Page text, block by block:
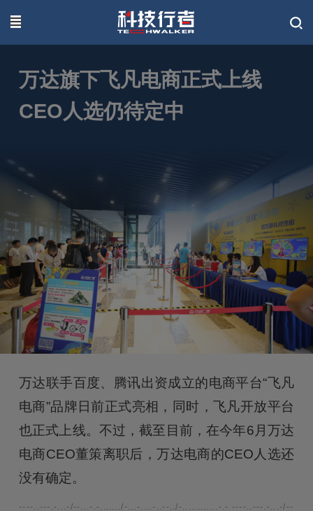
联系我们
万达旗下飞凡电商正式上线
CEO人选仍待定中
万达联手百度、腾讯出资成立的电商平台“飞凡
电商”品牌日前正式亮相，同时，飞凡开放平台
也正式上线。不过，截至目前，在今年6月万达
电商CEO董策离职后，万达电商的CEO人选还
没有确定。
----..---.-...-/--...-.-......./-...-....-..--../-............-.- ----..---.-...-/--